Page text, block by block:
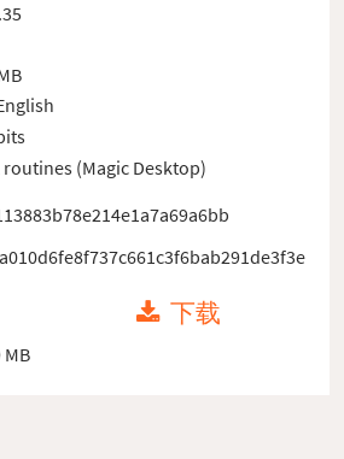
routines (Magic Desktop)
下载
MB